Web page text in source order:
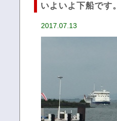
いよいよ下船です。
2017.07.13